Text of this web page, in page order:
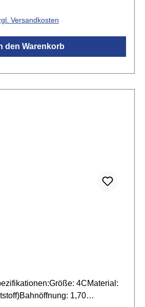
vollständig einsprühen,
lassen und mit einem
Kautschukmundstücke
auf
Versandkosten
den Warenkorb
4CMaterial:
1,70